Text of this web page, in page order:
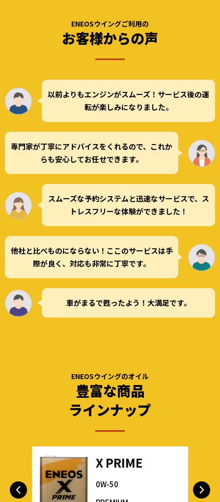
ENEOSウイングご利用の
お客様からの声
以前よりもエンジンがスムーズ！サービス後の運
転が楽しみになりました。
専門家が丁寧にアドバイスをくれるので、これか
らも安心してお任せできます。
スムーズな予約システムと迅速なサービスで、ス
トレスフリーな体験ができました！
他社と比べものにならない！ここのサービスは手
際が良く、対応も非常に丁寧です。
車がまるで甦ったよう！大満足です。
ENEOSウイングのオイル
豊富な商品
ラインナップ
X PRIME
0W-50